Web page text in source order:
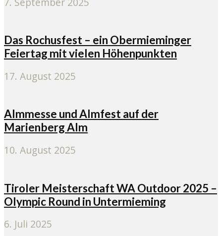
Das Rochusfest – ein Obermieminger
Feiertag mit vielen Höhenpunkten
17. August 2025
Almmesse und Almfest auf der
Marienberg Alm
10. August 2025
Tiroler Meisterschaft WA Outdoor 2025 –
Olympic Round in Untermieming
6. Juli 2025